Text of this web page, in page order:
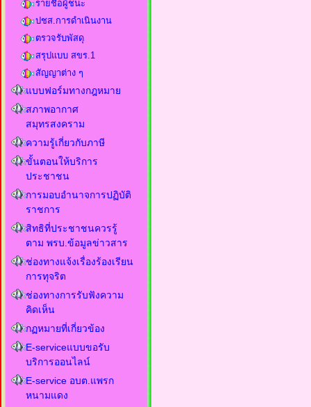
รายชื่อผู้ชนะ
ปชส.การดำเนินงาน
ตรวจรับพัสดุ
สรุปแบบ สขร.1
สัญญาต่าง ๆ
แบบฟอร์มทางกฎหมาย
สภาพอากาศ
สมุทรสงคราม
ความรู้เกี่ยวกับภาษี
ขั้นตอนให้บริการ
ประชาชน
การมอบอำนาจการปฏิบัติ
ราชการ
สิทธิที่ประชาชนควรรู้
ตาม พรบ.ข้อมูลข่าวสาร
ช่องทางแจ้งเรื่องร้องเรียน
การทุจริต
ช่องทางการรับฟังความ
คิดเห็น
กฏหมายที่เกี่ยวข้อง
E-serviceแบบขอรับ
บริการออนไลน์
E-service อบต.แพรก
หนามแดง